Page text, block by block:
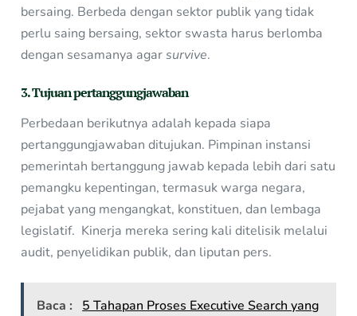
bersaing. Berbeda dengan sektor publik yang tidak
perlu saing bersaing, sektor swasta harus berlomba
dengan sesamanya agarsurvive.
3. Tujuan pertanggungjawaban
Perbedaan berikutnya adalah kepada siapa
pertanggungjawaban ditujukan. Pimpinan instansi
pemerintah bertanggung jawab kepada lebih dari satu
pemangku kepentingan, termasuk warga negara,
pejabat yang mengangkat, konstituen, dan lembaga
legislatif. Kinerja mereka sering kali ditelisik melalui
audit, penyelidikan publik, dan liputan pers.
Baca :
5 Tahapan Proses Executive Search yang